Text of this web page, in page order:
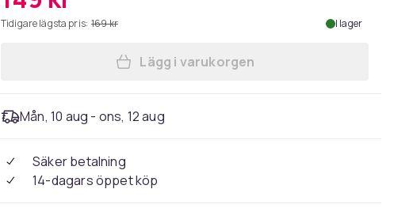
Tidigare lägsta pris: 169 kr I lager
Lägg till 45W USB-C GaN
Lägg i varukorgen
Mån, 10 aug - ons, 12 aug
Säker betalning
14-dagars öppet köp